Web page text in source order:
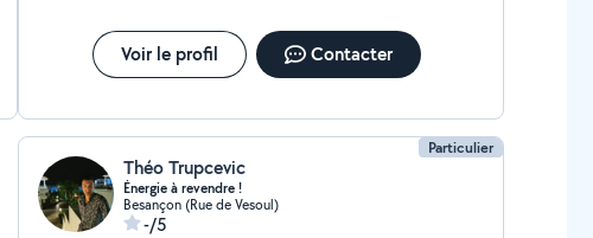
Voir le profil Contacter
Particulier
Théo Trupcevic
Énergie à revendre !
Besançon (Rue de Vesoul)
-/5